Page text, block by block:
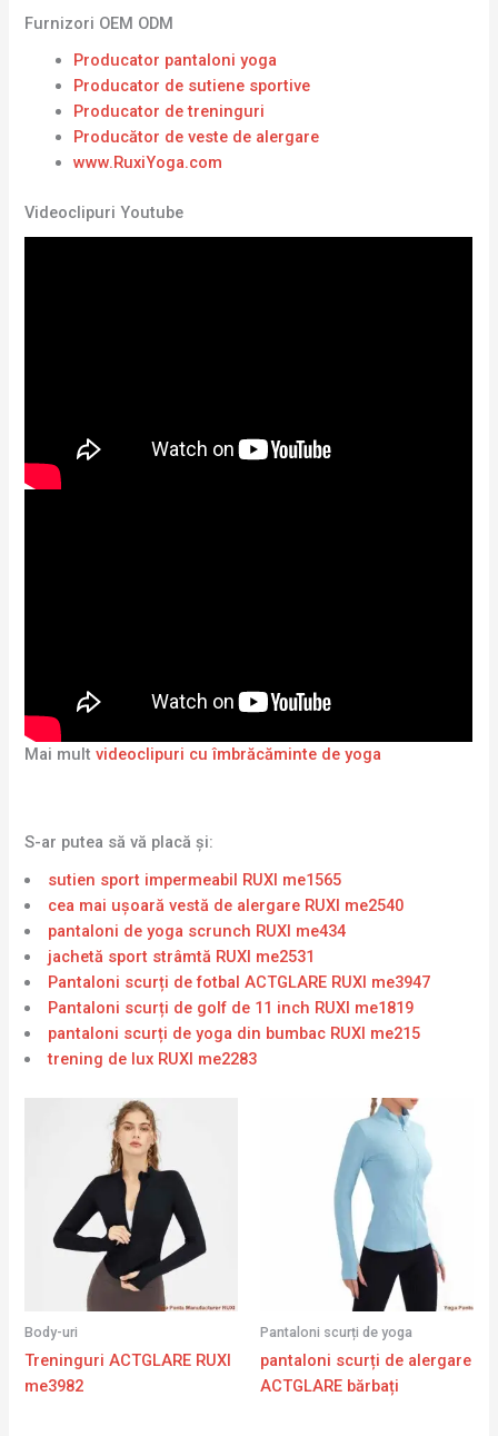
Furnizori OEM ODM
Producator pantaloni yoga
Producator de sutiene sportive
Producator de treninguri
Producător de veste de alergare
www.RuxiYoga.com
Videoclipuri Youtube
Mai multvideoclipuri cu îmbrăcăminte de yoga
S-ar putea să vă placă și:
sutien sport impermeabil RUXI me1565
cea mai ușoară vestă de alergare RUXI me2540
pantaloni de yoga scrunch RUXI me434
jachetă sport strâmtă RUXI me2531
Pantaloni scurți de fotbal ACTGLARE RUXI me3947
Pantaloni scurți de golf de 11 inch RUXI me1819
pantaloni scurți de yoga din bumbac RUXI me215
trening de lux RUXI me2283
Body-uri
Treninguri ACTGLARE RUXI
me3982
Pantaloni scurți de yoga
pantaloni scurți de alergare
ACTGLARE bărbați